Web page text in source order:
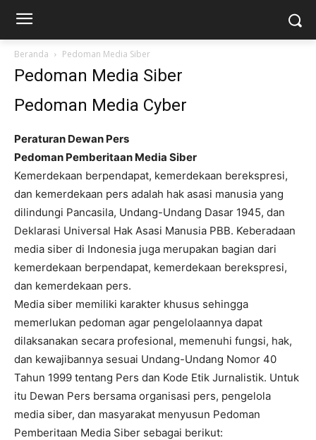
Beranda Pedoman Media Siber
Pedoman Media Siber
Pedoman Media Cyber
Peraturan Dewan Pers
Pedoman Pemberitaan Media Siber
Kemerdekaan berpendapat, kemerdekaan berekspresi,
dan kemerdekaan pers adalah hak asasi manusia yang
dilindungi Pancasila, Undang-Undang Dasar 1945, dan
Deklarasi Universal Hak Asasi Manusia PBB. Keberadaan
media siber di Indonesia juga merupakan bagian dari
kemerdekaan berpendapat, kemerdekaan berekspresi,
dan kemerdekaan pers.
Media siber memiliki karakter khusus sehingga
memerlukan pedoman agar pengelolaannya dapat
dilaksanakan secara profesional, memenuhi fungsi, hak,
dan kewajibannya sesuai Undang-Undang Nomor 40
Tahun 1999 tentang Pers dan Kode Etik Jurnalistik. Untuk
itu Dewan Pers bersama organisasi pers, pengelola
media siber, dan masyarakat menyusun Pedoman
Pemberitaan Media Siber sebagai berikut: